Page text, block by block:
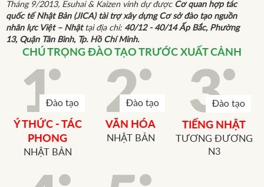
Tháng 9/2013, Esuhai & Kaizen vinh dự được Cơ quan hợp tác
quốc tế Nhật Bản (JICA) tài trợ xây dựng Cơ sở đào tạo nguồn
nhân lực Việt – Nhậttại địa chỉ: 40/12 - 40/14 Ấp Bắc, Phường
13, Quận Tân Bình, Tp. Hồ Chí Minh.
CHÚ TRỌNG ĐÀO TẠO TRƯỚC XUẤT CẢNH
Ý THỨC - TÁC
PHONG
NHẬT BẢN
VĂN HÓA
NHẬT BẢN
TIẾNG NHẬT
TƯƠNG ĐƯƠNG
N3